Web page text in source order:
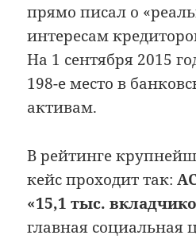
прямо писал о
интересам
На 1 сентября 2015
198-е место в
активам.
В рейтинге
кейс проходит так:
«15,1 тыс.
главная социальная